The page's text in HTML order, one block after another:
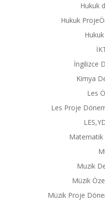
Hukuk
Hukuk
İngilizce
Kimya
Les
Les Proje
Matematik
Muzik
Müzik
Müzik Proje